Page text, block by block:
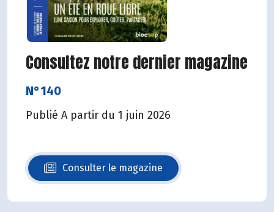
Consultez notre dernier magazine
N°140
Publié A partir du 1 juin 2026
Consulter le magazine
N°140